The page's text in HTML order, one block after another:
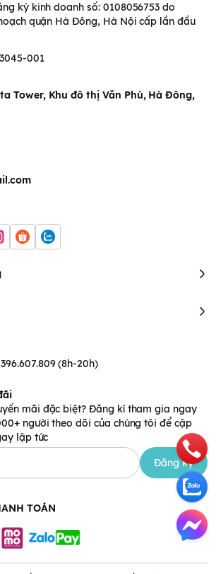
ký kinh doanh số: 0108056753 do
quận Hà Đông, Hà Nội cấp lần đầu
001
Tower, Khu đô thị Văn Phú, Hà Đông,
(8h-20h)
mãi đặc biệt? Đăng kí tham gia ngay
người theo dõi của chúng tôi để cập
lập tức
Đăng ký
TOÁN